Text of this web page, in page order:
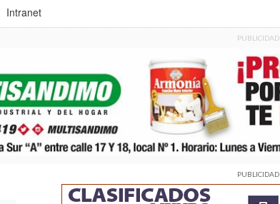
Intranet
PUBLICIDAD
PUBLICIDAD